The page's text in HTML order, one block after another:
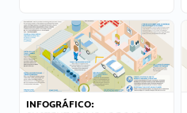
INFOGRÁFICO: